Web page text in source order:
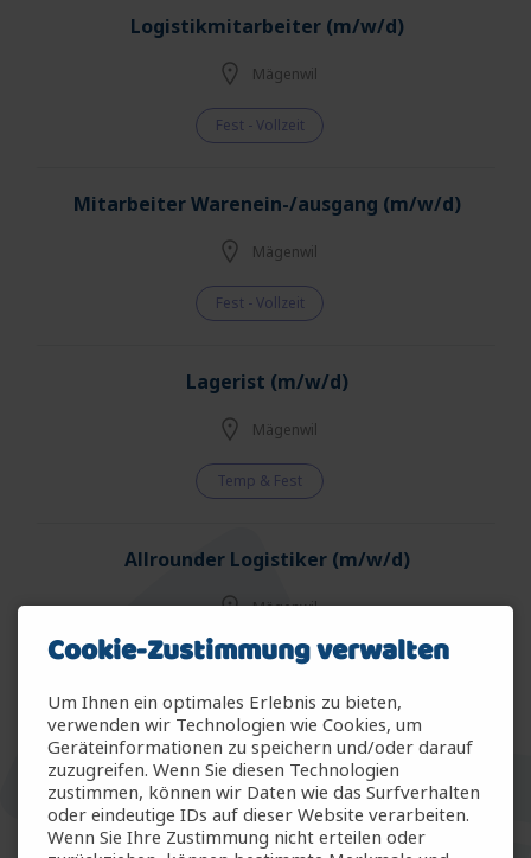
Logistikmitarbeiter (m/w/d)
Mägenwil
Fest - Vollzeit
Mitarbeiter Warenein-/ausgang (m/w/d)
Mägenwil
Fest - Vollzeit
Lagerist (m/w/d)
Mägenwil
Temp & Fest
Allrounder Logistiker (m/w/d)
Mägenwil
Temp & Fest
Allrounder Gartenbau (m/w/d)
Arbon
Temp & Fest
Cookie-Zustimmung verwalten
Um Ihnen ein optimales Erlebnis zu bieten,
verwenden wir Technologien wie Cookies, um
Geräteinformationen zu speichern und/oder darauf
zuzugreifen. Wenn Sie diesen Technologien
zustimmen, können wir Daten wie das Surfverhalten
oder eindeutige IDs auf dieser Website verarbeiten.
Wenn Sie Ihre Zustimmung nicht erteilen oder